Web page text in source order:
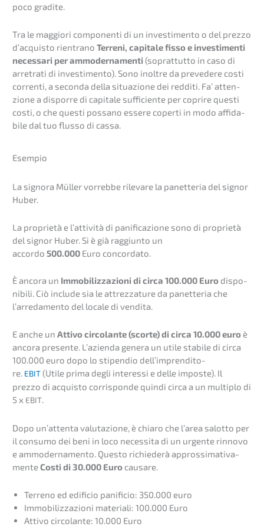
poco gradite.
Tra le maggio­ri compo­nen­ti di un inves­ti­men­to o del prezzo
d’acquis­to rientra­no Terre­ni, capita­le fisso e inves­ti­men­ti
neces­sa­ri per ammoder­na­men­ti (soprat­tut­to in caso di
arretra­ti di inves­ti­men­to). Sono inolt­re da preve­de­re costi
corren­ti, a secon­da della situa­zio­ne dei reddi­ti. Fa’ atten­
zio­ne a dispor­re di capita­le suffi­ci­en­te per copri­re questi
costi, o che questi possa­no essere coper­ti in modo affida­
bile dal tuo flusso di cassa.
Esempio
La signo­ra Müller vorreb­be rileva­re la panet­te­ria del signor
Huber.
La proprie­tà e l’atti­vi­tà di panifi­ca­zio­ne sono di proprie­tà
del signor Huber. Si è già raggiunto un
accordo 500.000 Euro concorda­to.
È ancora un Immobi­liz­za­zio­ni di circa 100.000 Euro dispo­
ni­bi­li. Ciò include sia le attrez­za­tu­re da panet­te­ria che
l’arre­da­men­to del locale di vendita.
E anche un Attivo circo­lan­te (scorte) di circa 10.000 euro è
ancora presen­te. L’azi­en­da genera un utile stabi­le di circa
100.000 euro dopo lo stipen­dio dell’im­p­ren­di­to­
re. EBIT (Utile prima degli inter­es­si e delle impos­te). Il
prezzo di acquis­to corrispon­de quindi circa a un multi­plo di
5 x EBIT.
Dopo un’at­ten­ta valuta­zio­ne, è chiaro che l’area salot­to per
il consu­mo dei beni in loco neces­si­ta di un urgen­te rinno­vo
e ammoder­na­men­to. Questo richie­derà approssi­ma­tiv­a­
men­teCosti di 30.000 Euro causare.
Terre­no ed edifi­cio panifi­cio: 350.000 euro
Immobi­liz­za­zio­ni materia­li: 100.000 Euro
Attivo circo­lan­te: 10.000 Euro